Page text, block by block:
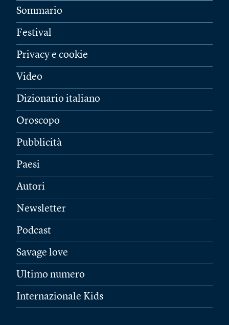
Sommario
Festival
Privacy e cookie
Video
Dizionario italiano
Oroscopo
Pubblicità
Paesi
Autori
Newsletter
Podcast
Savage love
Ultimo numero
Internazionale Kids